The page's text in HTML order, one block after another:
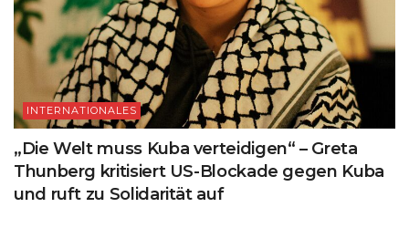
INTERNATIONALES
„Die Welt muss Kuba verteidigen“ – Greta
Thunberg kritisiert US-Blockade gegen Kuba
und ruft zu Solidarität auf